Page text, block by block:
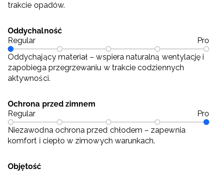
trakcie opadów.
Oddychalność
Regular
Pro
Oddychający materiał – wspiera naturalną wentylację i
zapobiega przegrzewaniu w trakcie codziennych
aktywności.
Ochrona przed zimnem
Regular
Pro
Niezawodna ochrona przed chłodem – zapewnia
komfort i ciepło w zimowych warunkach.
Objętość